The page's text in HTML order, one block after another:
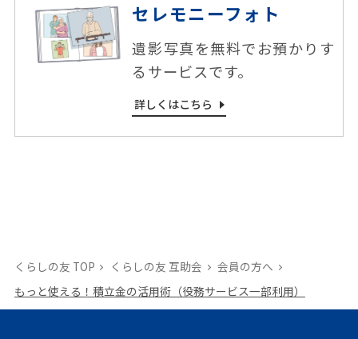
セレモニーフォト
遺影写真を無料でお預かりす
るサービスです。
詳しくはこちら
くらしの友 TOP くらしの友 互助会
会員の⽅へ
もっと使える！積⽴⾦の活⽤術（役務サービス⼀部利⽤）